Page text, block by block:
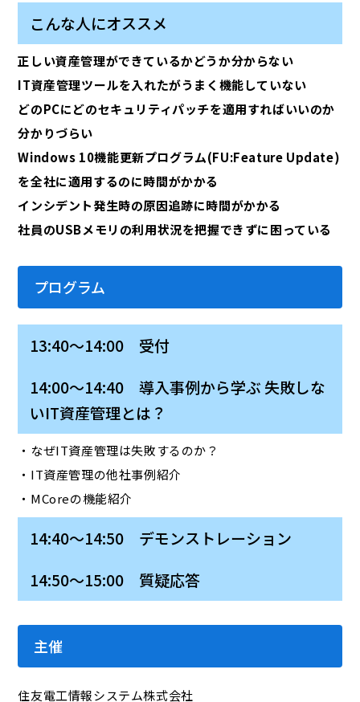
こんな人にオススメ
正しい資産管理ができているかどうか分からない
IT資産管理ツールを入れたがうまく機能していない
どのPCにどのセキュリティパッチを適用すればいいのか
分かりづらい
Windows 10機能更新プログラム(FU:Feature Update)
を全社に適用するのに時間がかかる
インシデント発生時の原因追跡に時間がかかる
社員のUSBメモリの利用状況を把握できずに困っている
プログラム
13:40～14:00 受付
14:00～14:40 導入事例から学ぶ 失敗しな
いIT資産管理とは？
・なぜIT資産管理は失敗するのか？
・IT資産管理の他社事例紹介
・MCoreの機能紹介
14:40～14:50 デモンストレーション
14:50～15:00 質疑応答
主催
住友電工情報システム株式会社